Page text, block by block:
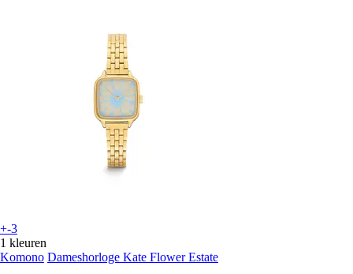
+-3
1 kleuren
Komono Dameshorloge Kate Flower Estate